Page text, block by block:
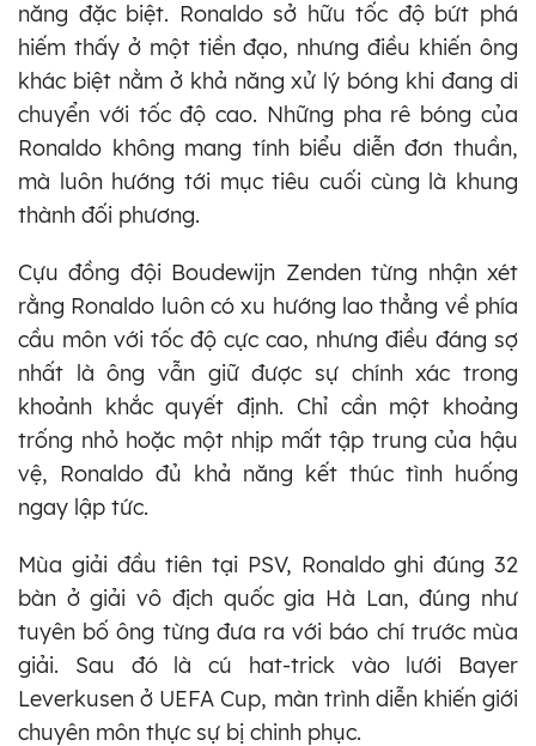
năng đặc biệt. Ronaldo sở hữu tốc độ bứt phá
hiếm thấy ở một tiền đạo, nhưng điều khiến ông
khác biệt nằm ở khả năng xử lý bóng khi đang di
chuyển với tốc độ cao. Những pha rê bóng của
Ronaldo không mang tính biểu diễn đơn thuần,
mà luôn hướng tới mục tiêu cuối cùng là khung
thành đối phương.
Cựu đồng đội Boudewijn Zenden từng nhận xét
rằng Ronaldo luôn có xu hướng lao thẳng về phía
cầu môn với tốc độ cực cao, nhưng điều đáng sợ
nhất là ông vẫn giữ được sự chính xác trong
khoảnh khắc quyết định. Chỉ cần một khoảng
trống nhỏ hoặc một nhịp mất tập trung của hậu
vệ, Ronaldo đủ khả năng kết thúc tình huống
ngay lập tức.
Mùa giải đầu tiên tại PSV, Ronaldo ghi đúng 32
bàn ở giải vô địch quốc gia Hà Lan, đúng như
tuyên bố ông từng đưa ra với báo chí trước mùa
giải. Sau đó là cú hat-trick vào lưới Bayer
Leverkusen ở UEFA Cup, màn trình diễn khiến giới
chuyên môn thực sự bị chinh phục.